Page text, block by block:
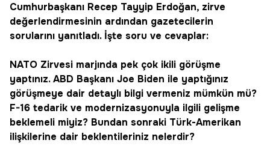
Cumhurbaşkanı Recep Tayyip Erdoğan, zirve
değerlendirmesinin ardından gazetecilerin
sorularını yanıtladı. İşte soru ve cevaplar:
NATO Zirvesi marjında pek çok ikili görüşme
yaptınız. ABD Başkanı Joe Biden ile yaptığınız
görüşmeye dair detaylı bilgi vermeniz mümkün mü?
F-16 tedarik ve modernizasyonuyla ilgili gelişme
beklemeli miyiz? Bundan sonraki Türk-Amerikan
ilişkilerine dair beklentileriniz nelerdir?